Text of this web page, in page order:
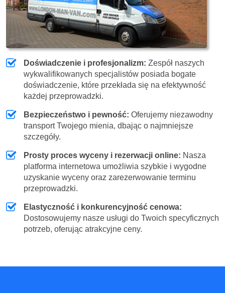
Doświadczenie i profesjonalizm: Zespół naszych
wykwalifikowanych specjalistów posiada bogate
doświadczenie, które przekłada się na efektywność
każdej przeprowadzki.
Bezpieczeństwo i pewność: Oferujemy niezawodny
transport Twojego mienia, dbając o najmniejsze
szczegóły.
Prosty proces wyceny i rezerwacji online: Nasza
platforma internetowa umożliwia szybkie i wygodne
uzyskanie wyceny oraz zarezerwowanie terminu
przeprowadzki.
Elastyczność i konkurencyjność cenowa:
Dostosowujemy nasze usługi do Twoich specyficznych
potrzeb, oferując atrakcyjne ceny.